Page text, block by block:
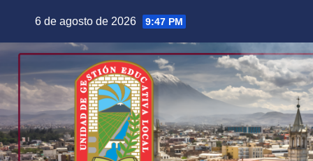
contenido
6 de agosto de 2026 9:47 PM